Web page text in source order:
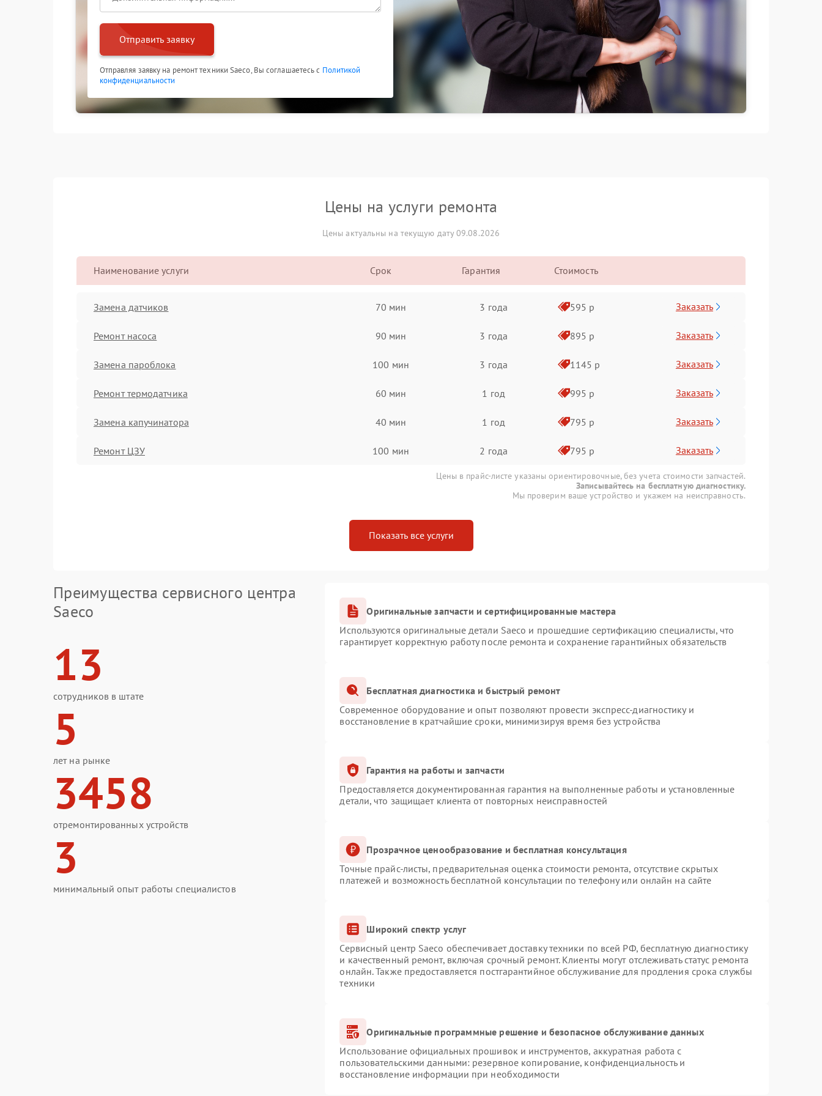
Отправить заявку
Отправляя заявку на ремонт техники Saeco, Вы соглашаетесь с Политикой
конфиденциальности
Цены на услуги ремонта
Цены актуальны на текущую дату 09.08.2026
Наименование услуги Срок Гарантия Стоимость
Замена датчиков 70 мин 3 года 595 р Заказать
Ремонт насоса 90 мин 3 года 895 р Заказать
Замена пароблока 100 мин 3 года 1145 р Заказать
Ремонт термодатчика 60 мин 1 год 995 р Заказать
Замена капучинатора 40 мин 1 год 795 р Заказать
Ремонт ЦЗУ 100 мин 2 года 795 р Заказать
Цены в прайс-листе указаны ориентировочные, без учета стоимости запчастей.
Записывайтесь на бесплатную диагностику.
Мы проверим ваше устройство и укажем на неисправность.
Показать все услуги
Преимущества сервисного центра
Saeco
13
сотрудников в штате
5
лет на рынке
3458
отремонтированных устройств
3
минимальный опыт работы специалистов
Оригинальные запчасти и сертифицированные мастера
Используются оригинальные детали Saeco и прошедшие сертификацию специалисты, что
гарантирует корректную работу после ремонта и сохранение гарантийных обязательств
Бесплатная диагностика и быстрый ремонт
Современное оборудование и опыт позволяют провести экспресс-диагностику и
восстановление в кратчайшие сроки, минимизируя время без устройства
Гарантия на работы и запчасти
Предоставляется документированная гарантия на выполненные работы и установленные
детали, что защищает клиента от повторных неисправностей
Прозрачное ценообразование и бесплатная консультация
Точные прайс-листы, предварительная оценка стоимости ремонта, отсутствие скрытых
платежей и возможность бесплатной консультации по телефону или онлайн на сайте
Широкий спектр услуг
Сервисный центр Saeco обеспечивает доставку техники по всей РФ, бесплатную диагностику
и качественный ремонт, включая срочный ремонт. Клиенты могут отслеживать статус ремонта
онлайн. Также предоставляется постгарантийное обслуживание для продления срока службы
техники
Оригинальные программные решение и безопасное обслуживание данных
Использование официальных прошивок и инструментов, аккуратная работа с
пользовательскими данными: резервное копирование, конфиденциальность и
восстановление информации при необходимости